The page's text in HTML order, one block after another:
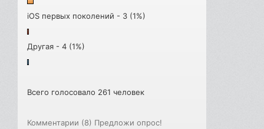
iOS первых поколений - 3 (1%)
Другая - 4 (1%)
Всего голосовало 261 человек
Комментарии (8) Предложи опрос!